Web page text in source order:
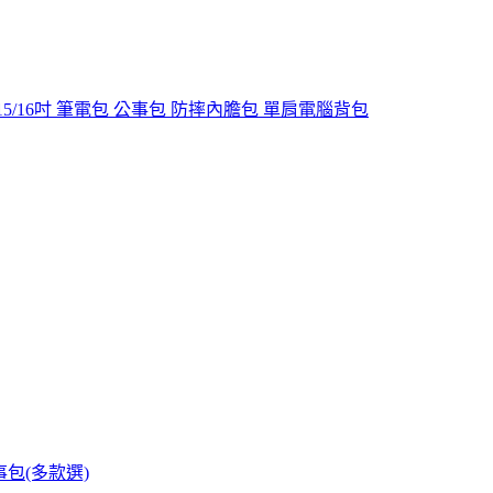
16吋 筆電包 公事包 防摔內膽包 單肩電腦背包
包(多款選)